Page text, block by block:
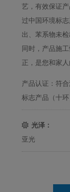
艺，有效保证
过中国环境标
出、苯系物未
同时，产品施
正，是您和家人
产品认证：符
标志产品（十环
光泽：
亚光